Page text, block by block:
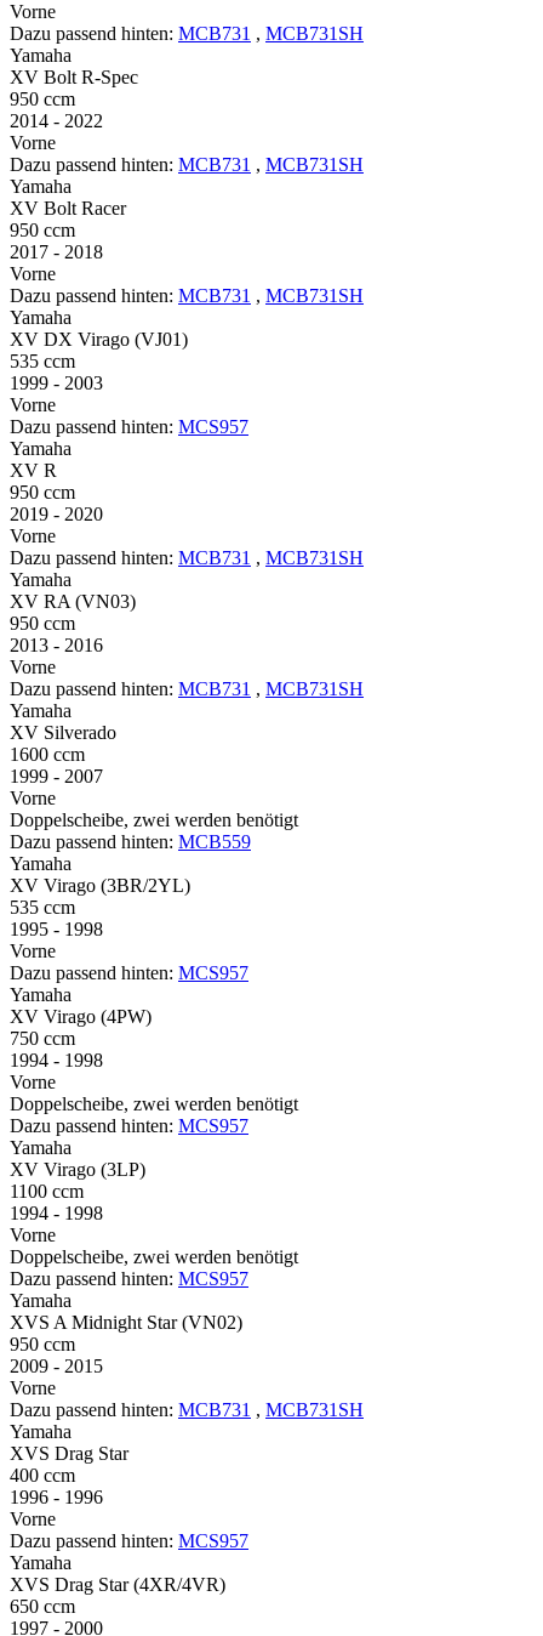
Vorne
Dazu passend hinten: MCB731 , MCB731SH
Yamaha
XV Bolt R-Spec
950 ccm
2014 - 2022
Vorne
Dazu passend hinten: MCB731 , MCB731SH
Yamaha
XV Bolt Racer
950 ccm
2017 - 2018
Vorne
Dazu passend hinten: MCB731 , MCB731SH
Yamaha
XV DX Virago (VJ01)
535 ccm
1999 - 2003
Vorne
Dazu passend hinten: MCS957
Yamaha
XV R
950 ccm
2019 - 2020
Vorne
Dazu passend hinten: MCB731 , MCB731SH
Yamaha
XV RA (VN03)
950 ccm
2013 - 2016
Vorne
Dazu passend hinten: MCB731 , MCB731SH
Yamaha
XV Silverado
1600 ccm
1999 - 2007
Vorne
Doppelscheibe, zwei werden benötigt
Dazu passend hinten: MCB559
Yamaha
XV Virago (3BR/2YL)
535 ccm
1995 - 1998
Vorne
Dazu passend hinten: MCS957
Yamaha
XV Virago (4PW)
750 ccm
1994 - 1998
Vorne
Doppelscheibe, zwei werden benötigt
Dazu passend hinten: MCS957
Yamaha
XV Virago (3LP)
1100 ccm
1994 - 1998
Vorne
Doppelscheibe, zwei werden benötigt
Dazu passend hinten: MCS957
Yamaha
XVS A Midnight Star (VN02)
950 ccm
2009 - 2015
Vorne
Dazu passend hinten: MCB731 , MCB731SH
Yamaha
XVS Drag Star
400 ccm
1996 - 1996
Vorne
Dazu passend hinten: MCS957
Yamaha
XVS Drag Star (4XR/4VR)
650 ccm
1997 - 2000